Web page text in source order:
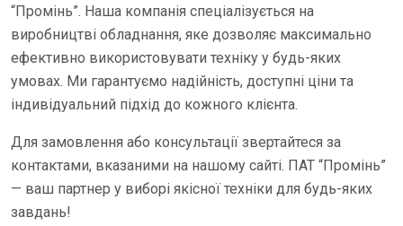
“Промінь”. Наша компанія спеціалізується на
виробництві обладнання, яке дозволяє максимально
ефективно використовувати техніку у будь-яких
умовах. Ми гарантуємо надійність, доступні ціни та
індивідуальний підхід до кожного клієнта.
Для замовлення або консультації звертайтеся за
контактами, вказаними на нашому сайті. ПАТ “Промінь”
— ваш партнер у виборі якісної техніки для будь-яких
завдань!